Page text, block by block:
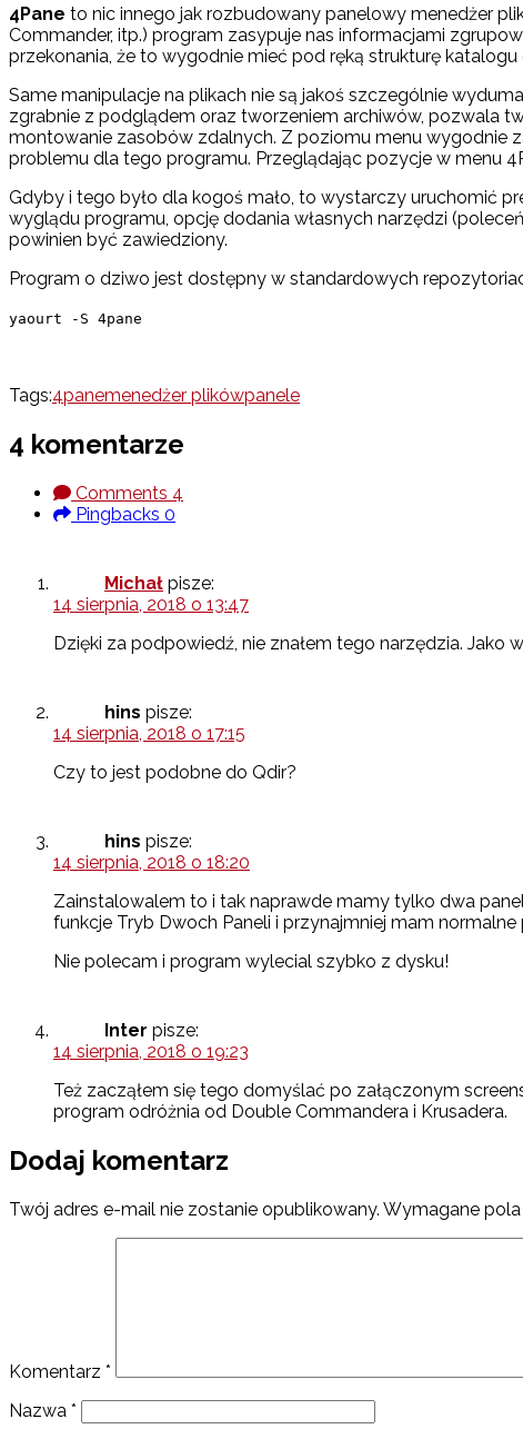
4Pane to nic innego jak rozbudowany panelowy menedżer
Commander, itp.) program zasypuje nas informacjami
przekonania, że to wygodnie mieć pod ręką strukturę
Same manipulacje na plikach nie są jakoś szczególnie
zgrabnie z podglądem oraz tworzeniem archiwów, pozwala
montowanie zasobów zdalnych. Z poziomu menu wygodnie
problemu dla tego programu. Przeglądając pozycje w menu
Gdyby i tego było dla kogoś mało, to wystarczy uruchomić
wyglądu programu, opcję dodania własnych narzędzi
powinien być zawiedziony.
Program o dziwo jest dostępny w standardowych
yaourt -S 4pane
Tags:4panemenedżer plikówpanele
4 komentarze
Comments 4
Pingbacks 0
Michał pisze:
14 sierpnia, 2018 o 13:47
Dzięki za podpowiedź, nie znałem tego narzędzia. Jako
hins pisze:
14 sierpnia, 2018 o 17:15
Czy to jest podobne do Qdir?
hins pisze:
14 sierpnia, 2018 o 18:20
Zainstalowalem to i tak naprawde mamy tylko dwa
funkcje Tryb Dwoch Paneli i przynajmniej mam
Nie polecam i program wylecial szybko z dysku!
Inter pisze:
14 sierpnia, 2018 o 19:23
Też zacząłem się tego domyślać po załączonym
program odróżnia od Double Commandera i Krusadera.
Dodaj komentarz
Twój adres e-mail nie zostanie opublikowany. Wymagane
Komentarz *
Nazwa *